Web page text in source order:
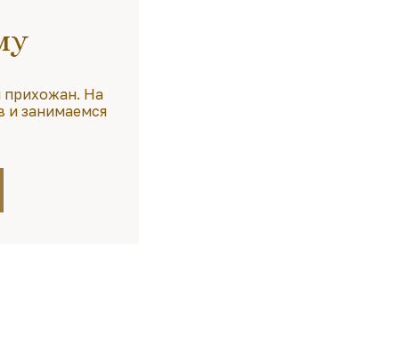
прихожан. На
и занимаемся